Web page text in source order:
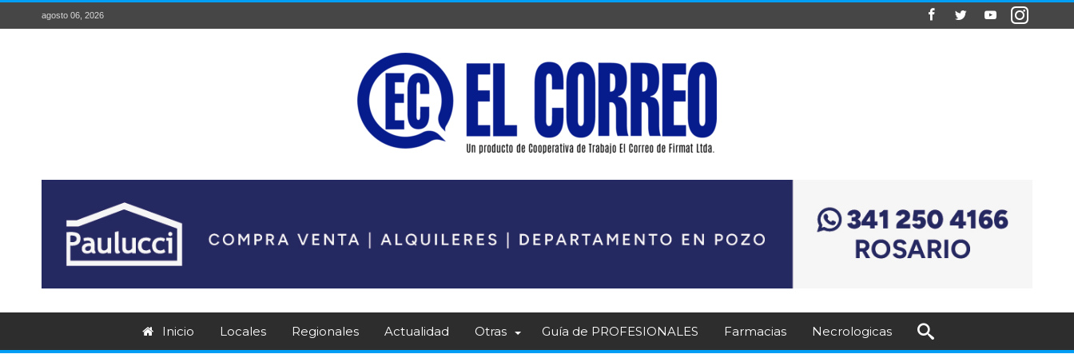
agosto 06, 2026
Inicio Locales Regionales Actualidad Otras Guía de PROFESIONALES Farmacias Necrologicas